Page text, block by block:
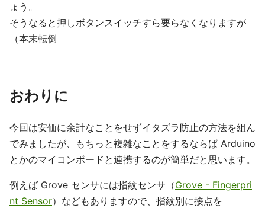
ょう。
そうなると押しボタンスイッチすら要らなくなりますが
（本末転倒
おわりに
今回は安価に余計なことをせずイタズラ防止の方法を組ん
でみましたが、もちっと複雑なことをするならば Arduino
とかのマイコンボードと連携するのが簡単だと思います。
例えば Grove センサには指紋センサ（Grove - Fingerpri
nt Sensor）などもありますので、指紋別に接点を